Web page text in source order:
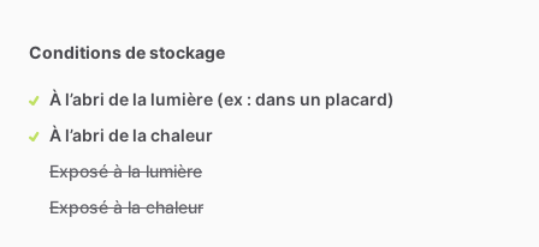
Conditions de stockage
À l’abri de la lumière (ex : dans un placard)
À l’abri de la chaleur
Exposé à la lumière
Exposé à la chaleur